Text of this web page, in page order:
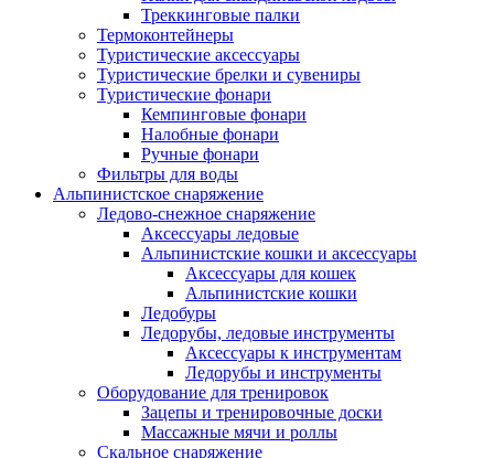
Треккинговые палки
Термоконтейнеры
Туристические аксессуары
Туристические брелки и сувениры
Туристические фонари
Кемпинговые фонари
Налобные фонари
Ручные фонари
Фильтры для воды
Альпинистское снаряжение
Ледово-снежное снаряжение
Аксессуары ледовые
Альпинистские кошки и аксессуары
Аксессуары для кошек
Альпинистские кошки
Ледобуры
Ледорубы, ледовые инструменты
Аксессуары к инструментам
Ледорубы и инструменты
Оборудование для тренировок
Зацепы и тренировочные доски
Массажные мячи и роллы
Скальное снаряжение